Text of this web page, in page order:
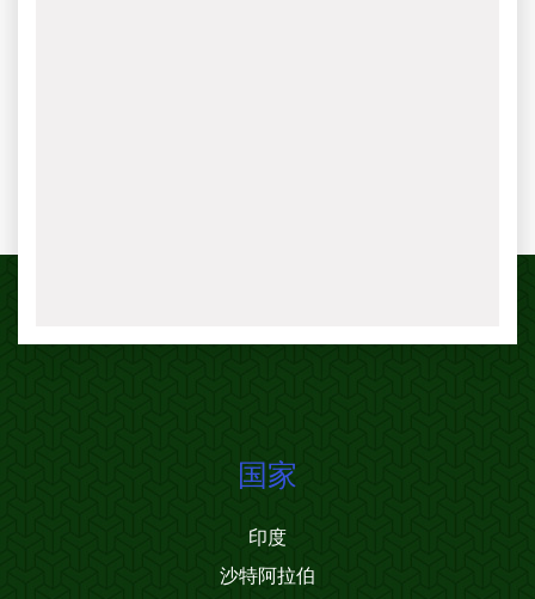
国家
印度
沙特阿拉伯